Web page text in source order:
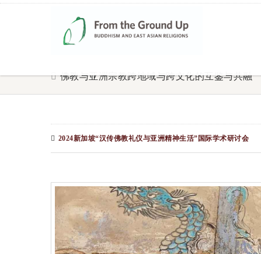
佛教与亚洲宗教跨地域与跨文化的互鉴与共融
2024新加坡“汉传佛教礼仪与亚洲精神生活”国际学术研讨会